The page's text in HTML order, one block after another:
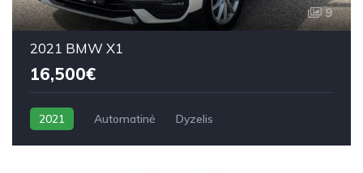
9
2021 BMW X1
16,500€
2021 Automatinė Dyzelis